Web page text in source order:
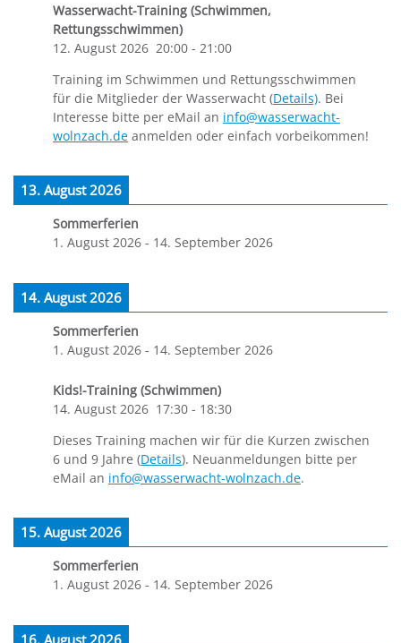
Wasserwacht-Training (Schwimmen,
Rettungsschwimmen)
12. August 2026 20:00 - 21:00
Training im Schwimmen und Rettungsschwimmen
für die Mitglieder der Wasserwacht (Details). Bei
Interesse bitte per eMail an info@wasserwacht-
wolnzach.de anmelden oder einfach vorbeikommen!
13. August 2026
Sommerferien
1. August 2026 - 14. September 2026
14. August 2026
Sommerferien
1. August 2026 - 14. September 2026
Kids!-Training (Schwimmen)
14. August 2026 17:30 - 18:30
Dieses Training machen wir für die Kurzen zwischen
6 und 9 Jahre (Details). Neuanmeldungen bitte per
eMail an info@wasserwacht-wolnzach.de.
15. August 2026
Sommerferien
1. August 2026 - 14. September 2026
16. August 2026